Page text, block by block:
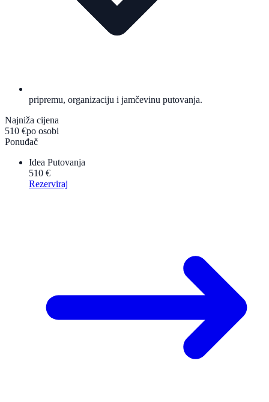
pripremu, organizaciju i jamčevinu putovanja.
Najniža cijena
510 €po osobi
Ponuđač
Idea Putovanja
510 €
Rezerviraj